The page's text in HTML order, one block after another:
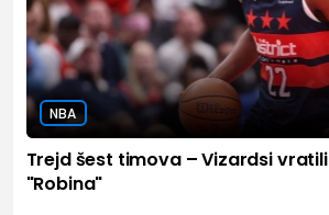
NBA
Trejd šest timova – Vizardsi
"Robina"